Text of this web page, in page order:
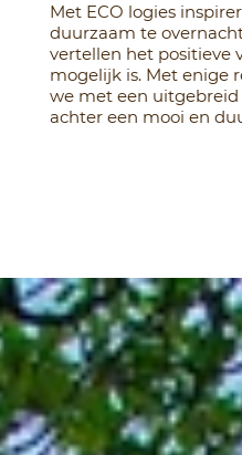
Met ECO logies
duurzaam te
vertellen het positieve
mogelijk is. Met enige
we met een
achter een mooi en